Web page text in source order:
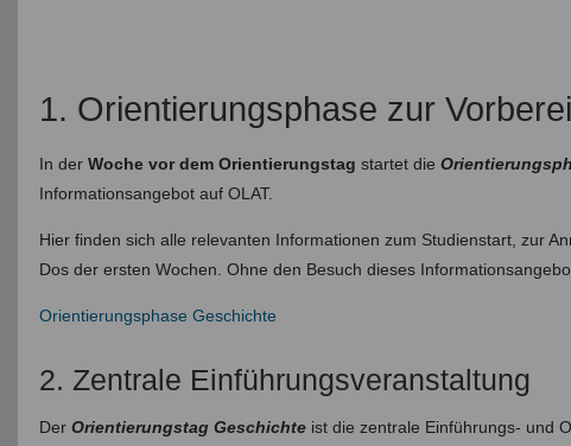
1. Orientierungsphase zur
In derWoche vor dem Orientierungstag startet die
Informationsangebot auf OLAT.
Hier finden sich alle relevanten Informationen zum Studienstart, zur
Dos der ersten Wochen. Ohne den Besuch dieses
Orientierungsphase Geschichte
2. Zentrale Einführungsveranstaltung
DerOrientierungstag Geschichte ist die zentrale Einführungs- und